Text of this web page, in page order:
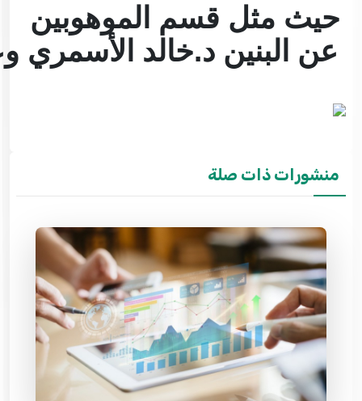
حيث مثل قسم الموهوبين
عن البنين د.خالد الأسمري
منشورات ذات صلة